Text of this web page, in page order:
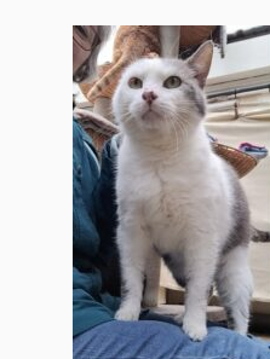
ADOPTER
NOUS AIDER
CONTACT
BOUTIQUE
FORUM